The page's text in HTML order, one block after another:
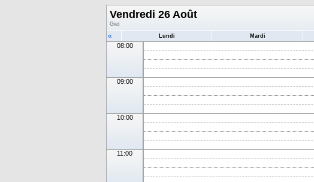
Vendredi 26 Août
Giet
« Lundi Mardi
08:00
09:00
10:00
11:00